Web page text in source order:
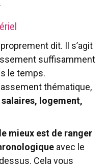
dit. Il s’agit
suffisamment
le temps.
thématique,
salaires, logement,
mieux est de ranger
avec le
Cela vous